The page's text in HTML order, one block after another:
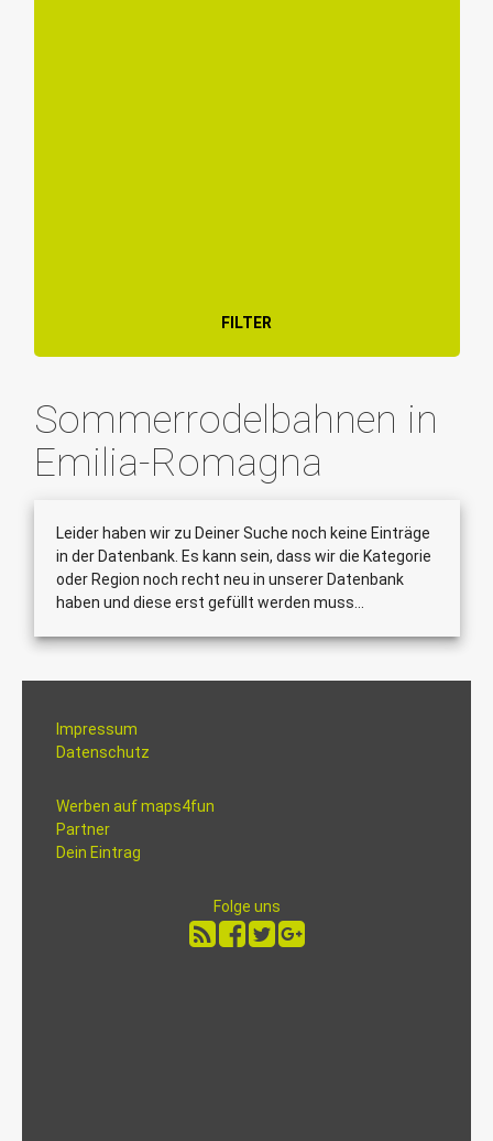
FILTER
Sommerrodelbahnen in
Emilia-Romagna
Leider haben wir zu Deiner Suche noch keine Einträge
in der Datenbank. Es kann sein, dass wir die Kategorie
oder Region noch recht neu in unserer Datenbank
haben und diese erst gefüllt werden muss...
Impressum
Datenschutz
Werben auf maps4fun
Partner
Dein Eintrag
Folge uns